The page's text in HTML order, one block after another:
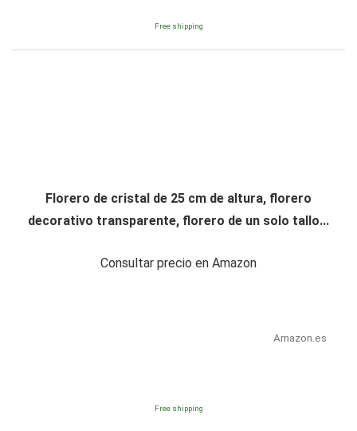
Free shipping
Florero de cristal de 25 cm de altura, florero
decorativo transparente, florero de un solo tallo...
Consultar precio en Amazon
Amazon.es
Free shipping